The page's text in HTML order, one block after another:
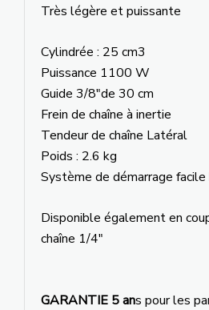
Très légère et puissante
Cylindrée : 25 cm3
Puissance 1100 W
Guide 3/8″de 30 cm
Frein de chaîne à inertie
Tendeur de chaîne Latéral
Poids : 2.6 kg
Système de démarrage
Disponible également en
chaîne 1/4″
GARANTIE 5 ans pour les